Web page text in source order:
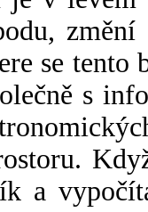
se tento
s
a